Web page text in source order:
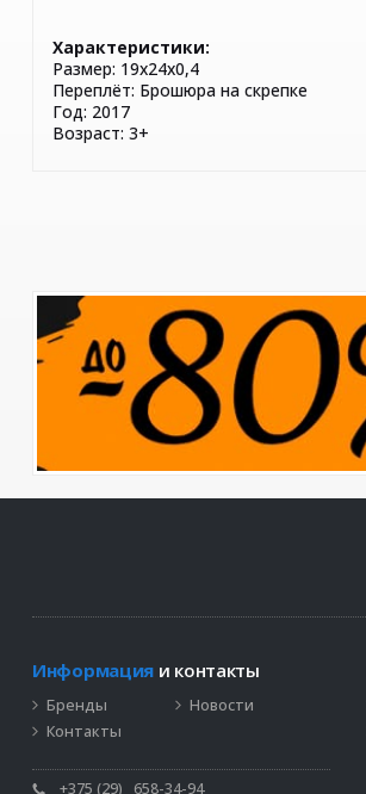
Характеристики:
Размер: 19х24х0,4
Переплёт: Брошюра на скрепке
Год: 2017
Возраст: 3+
Информация и контакты
Бренды
Новости
Контакты
+375 (29) 658-34-94